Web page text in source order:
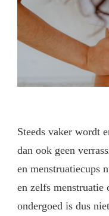
Steeds vaker wordt
dan ook geen
en menstruatiecups
en zelfs menstruatie
ondergoed is dus